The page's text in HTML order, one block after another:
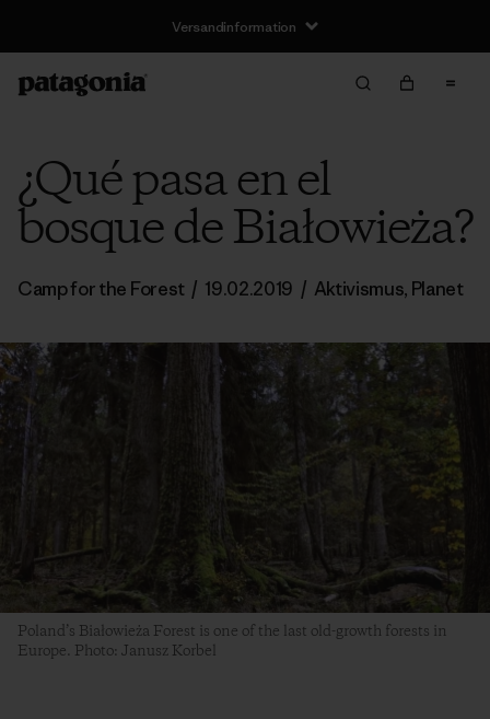
Versandinformation
¿Qué pasa en el
bosque de Białowieża?
Camp for the Forest / 19.02.2019 / Aktivismus, Planet
Poland’s Białowieża Forest is one of the last old-growth forests in
Europe. Photo: Janusz Korbel